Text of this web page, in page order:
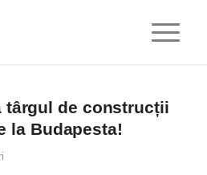
târgul de construcții
la Budapesta!